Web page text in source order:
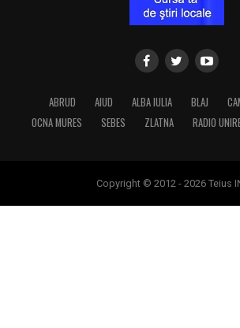
ABRUD AIUD ALBA IULIA BLAJ
OCNA MURES
SEBES ZLATNA RADIO
Copyright © 2012 - 2026 Teius